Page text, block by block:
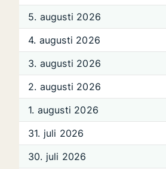
5. augusti 2026
4. augusti 2026
3. augusti 2026
2. augusti 2026
1. augusti 2026
31. juli 2026
30. juli 2026